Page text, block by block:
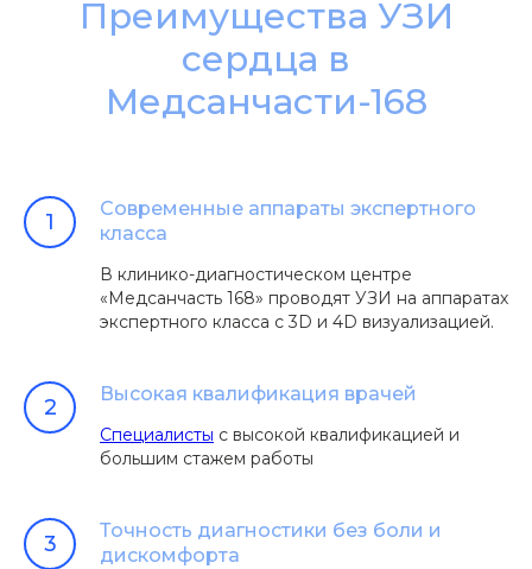
Преимущества УЗИ
сердца в
Медсанчасти-168
Современные аппараты экспертного
класса
В клинико-диагностическом центре
«Медсанчасть 168» проводят УЗИ на аппаратах
экспертного класса с 3D и 4D визуализацией.
Высокая квалификация врачей
Специалисты с высокой квалификацией и
большим стажем работы
Точность диагностики без боли и
дискомфорта